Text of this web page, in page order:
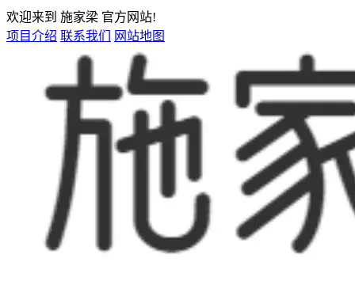
欢迎来到 施家梁 官方网站!
项目介绍 联系我们 网站地图